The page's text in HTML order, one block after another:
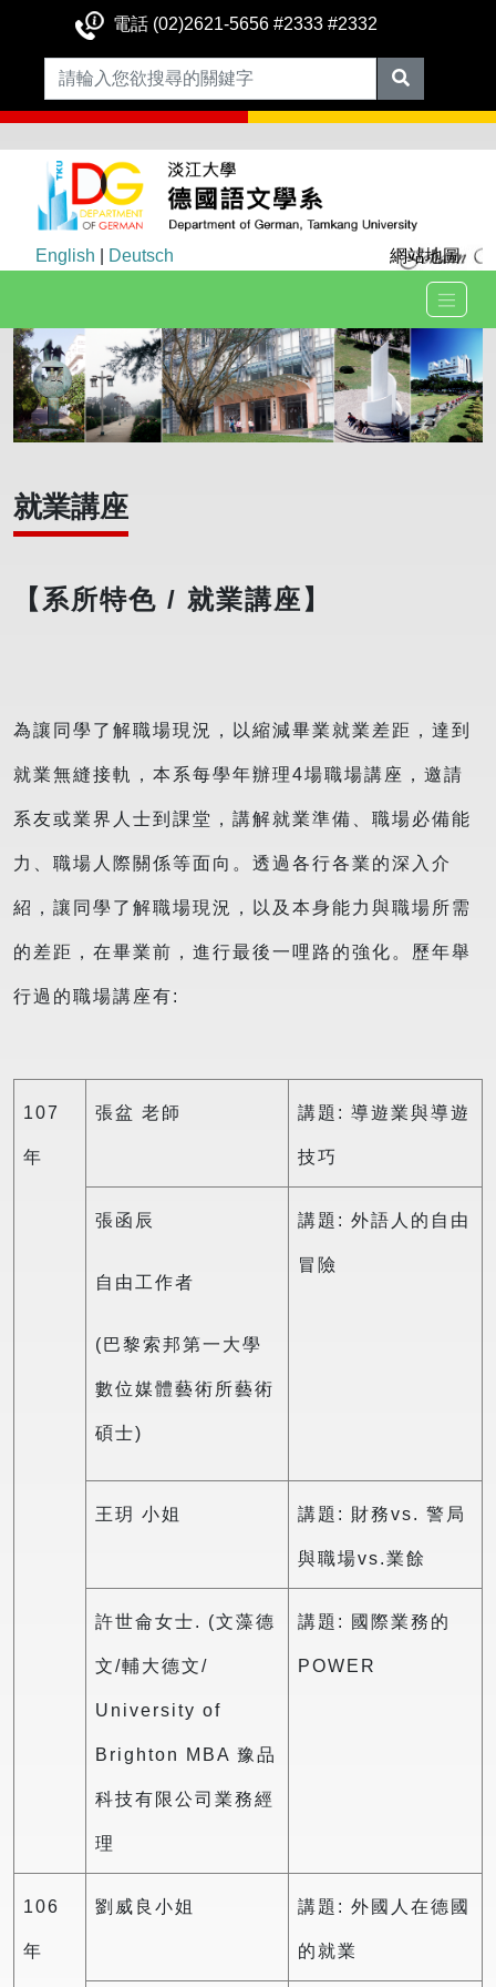
電話 (02)2621-5656 #2333 #2332
English Deutsch 網站地圖
就業講座
【系所特色 / 就業講座】
為讓同學了解職場現況，以縮減畢業就業差距，達到
就業無縫接軌，本系每學年辦理4場職場講座，邀請
系友或業界人士到課堂，講解就業準備、職場必備能
力、職場人際關係等面向。透過各行各業的深入介
紹，讓同學了解職場現況，以及本身能力與職場所需
的差距，在畢業前，進行最後一哩路的強化。歷年舉
行過的職場講座有:
107
年
張盆 老師 講題: 導遊業與導遊
技巧
張函辰
自由工作者
(巴黎索邦第一大學
數位媒體藝術所藝術
碩士)
講題: 外語人的自由
冒險
王玥 小姐 講題: 財務vs. 警局
與職場vs.業餘
許世侖女士. (文藻德
文/輔大德文/
University of
Brighton MBA 豫品
科技有限公司業務經
理
講題: 國際業務的
POWER
106
年
劉威良小姐 講題: 外國人在德國
的就業